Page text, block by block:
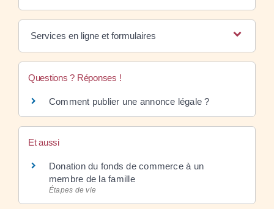
Services en ligne et formulaires
Questions ? Réponses !
Comment publier une annonce légale ?
Et aussi
Donation du fonds de commerce à un
membre de la famille
Étapes de vie